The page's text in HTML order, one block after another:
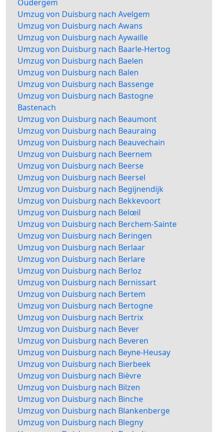
Oudergem
Umzug von Duisburg nach Avelgem
Umzug von Duisburg nach Awans
Umzug von Duisburg nach Aywaille
Umzug von Duisburg nach Baarle-Hertog
Umzug von Duisburg nach Baelen
Umzug von Duisburg nach Balen
Umzug von Duisburg nach Bassenge
Umzug von Duisburg nach Bastogne
Bastenach
Umzug von Duisburg nach Beaumont
Umzug von Duisburg nach Beauraing
Umzug von Duisburg nach Beauvechain
Umzug von Duisburg nach Beernem
Umzug von Duisburg nach Beerse
Umzug von Duisburg nach Beersel
Umzug von Duisburg nach Begijnendijk
Umzug von Duisburg nach Bekkevoort
Umzug von Duisburg nach Belœil
Umzug von Duisburg nach Berchem-Sainte
Umzug von Duisburg nach Beringen
Umzug von Duisburg nach Berlaar
Umzug von Duisburg nach Berlare
Umzug von Duisburg nach Berloz
Umzug von Duisburg nach Bernissart
Umzug von Duisburg nach Bertem
Umzug von Duisburg nach Bertogne
Umzug von Duisburg nach Bertrix
Umzug von Duisburg nach Bever
Umzug von Duisburg nach Beveren
Umzug von Duisburg nach Beyne-Heusay
Umzug von Duisburg nach Bierbeek
Umzug von Duisburg nach Bièvre
Umzug von Duisburg nach Bilzen
Umzug von Duisburg nach Binche
Umzug von Duisburg nach Blankenberge
Umzug von Duisburg nach Blegny